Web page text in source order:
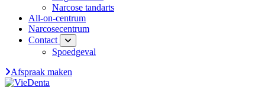
Narcose tandarts
All-on-centrum
Narcosecentrum
Contact
Spoedgeval
Afspraak maken